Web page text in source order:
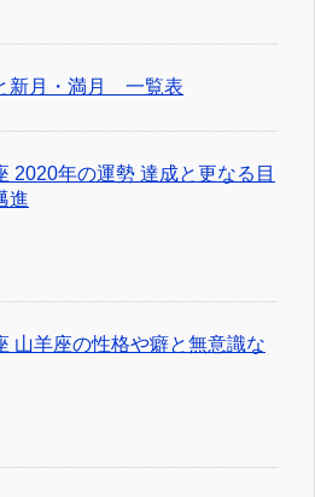
新月・満月 一覧表
2020年の運勢 達成と更なる目
進
山羊座の性格や癖と無意識な